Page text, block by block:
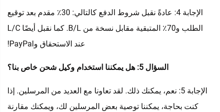
الإجابة 4: عادةً نقبل شروط الدفع كالتالي: 30٪ مقدم بعد توقيع
الطلب و70٪ المتبقية مقابل نسخة من B/L. كما نقبل أيضًا L/C
عند الاستحقاق وPayPal!
السؤال 5: هل يمكننا استخدام وكيل شحن خاص بنا؟
الإجابة 5: نعم، يمكنك ذلك. لقد تعاونا مع العديد من المرسلين. إذا
كنت بحاجة، يمكننا توصية بعض المرسلين لك، ويمكنك مقارنة